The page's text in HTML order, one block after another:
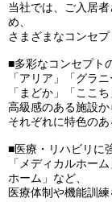
当社では、ご入居
め、
さまざまなコンセプ
■多彩なコンセプト
「アリア」「グラ
「まどか」「ここち
高級感のある施設か
それぞれに特色のあ
■医療・リハビリに
「メディカルホー
ホーム」など、
医療体制や機能訓